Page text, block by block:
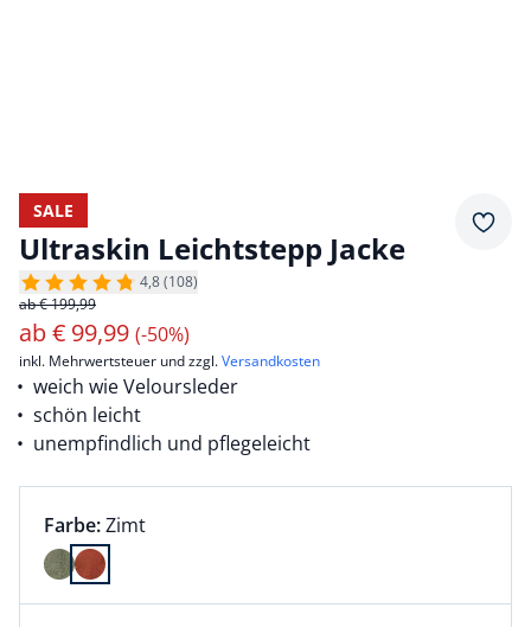
SALE
Ultraskin Leichtstepp Jacke
4,8 (108)
ab € 199,99
ab€ 99,99 (-50%)
inkl. Mehrwertsteuer und zzgl.Versandkosten
weich wie Veloursleder
schön leicht
unempfindlich und pflegeleicht
Farbauswahl:
Farbe:aktuell ausgewählt:
Zimt
Farbe Zimt ausgewählt